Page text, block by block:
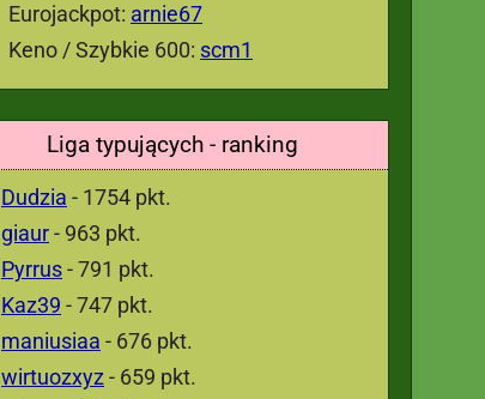
Eurojackpot: arnie67
Keno / Szybkie 600: scm1
Liga typujących - ranking
Dudzia - 1754 pkt.
giaur- 963 pkt.
Pyrrus- 791 pkt.
Kaz39 - 747 pkt.
maniusiaa - 676 pkt.
wirtuozxyz - 659 pkt.